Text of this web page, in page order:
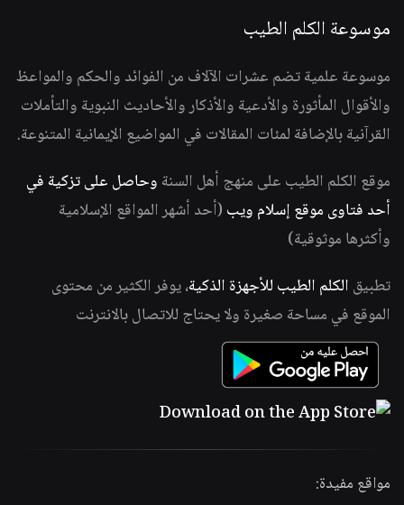
موسوعة الكلم الطيب
موسوعة علمية تضم عشرات الآلاف من الفوائد والحكم والمواعظ
والأقوال المأثورة والأدعية والأذكار والأحاديث النبوية والتأملات
القرآنية بالإضافة لمئات المقالات في المواضيع الإيمانية المتنوعة.
موقع الكلم الطيب على منهج أهل السنة وحاصل على تزكية في
أحد فتاوى موقع إسلام ويب (أحد أشهر المواقع الإسلامية
وأكثرها موثوقية)
تطبيق الكلم الطيب للأجهزة الذكية، يوفر الكثير من محتوى
الموقع في مساحة صغيرة ولا يحتاج للاتصال بالانترنت
مواقع مفيدة: